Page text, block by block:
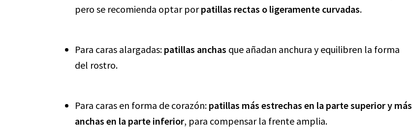
pero se recomienda optar porpatillas rectas o ligeramente curvadas.
Para caras alargadas: patillas anchas que añadan anchura y equilibren la forma
del rostro.
Para caras en forma de corazón: patillas más estrechas en la parte superior y más
anchas en la parte inferior, para compensar la frente amplia.